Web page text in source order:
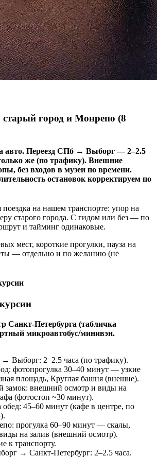
город и Монрепо (8
авто. Переезд СПб → Выборг — 2–2.5
же (по трафику). Внешние
без входов в музеи по времени.
остановок корректируем по
поездка на нашем транспорте: упор на
старого города. С гидом или без — по
и тайминг одинаковые.
мест, короткие прогулки, пауза на
— отдельно и по желанию (не
Санкт‑Петербурга (табличка
микроавтобус/минивэн.
Выборг: 2–2.5 часа (по трафику).
фотопрогулка 30–40 минут — узкие
площадь, Круглая башня (внешне).
замок: внешний осмотр и виды на
(фотостоп ~30 минут).
45–60 минут (кафе в центре, по
прогулка 60–90 минут — скалы,
на залив (внешний осмотр).
к транспорту.
→ Санкт‑Петербург: 2–2.5 часа.